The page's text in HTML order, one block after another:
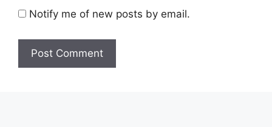
Notify me of new posts by email.